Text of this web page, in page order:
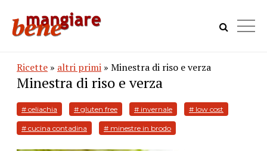
Ricette » altri primi » Minestra di riso e verza
Minestra di riso e verza
# celiachia # gluten free # invernale # low cost
# cucina contadina # minestre in brodo